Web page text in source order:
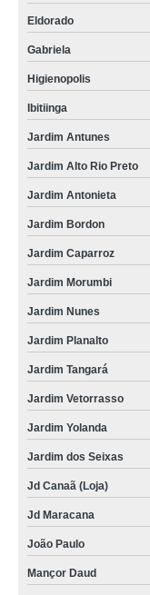
Eldorado
Gabriela
Higienopolis
Ibitiinga
Jardim Antunes
Jardim Alto Rio Preto
Jardim Antonieta
Jardim Bordon
Jardim Caparroz
Jardim Morumbi
Jardim Nunes
Jardim Planalto
Jardim Tangará
Jardim Vetorrasso
Jardim Yolanda
Jardim dos Seixas
Jd Canaã (Loja)
Jd Maracana
João Paulo
Mançor Daud